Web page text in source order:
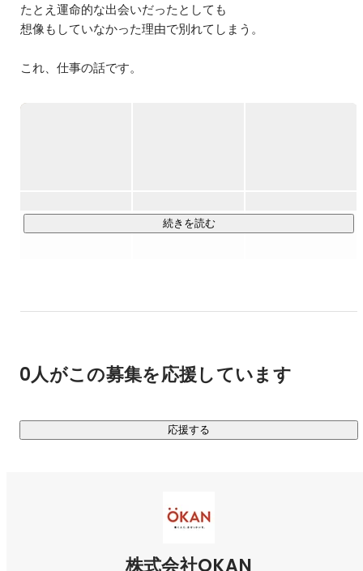
たとえ運命的な出会いだったとしても
想像もしていなかった理由で別れてしまう。
これ、仕事の話です。
せっかく素晴らしい人材と企業が出会っても、自身の健康状
社会課題の解決に取り組み、「働く人と企業の双方が望んで
続きを読む
0人がこの募集を応援しています
応援する
株式会社OKAN